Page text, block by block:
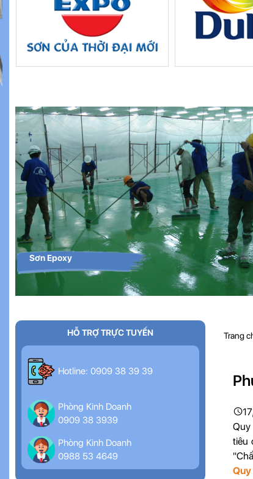
Sơn Epoxy
HỖ TRỢ TRỰC TUYẾN
Hotline: 0909 38 39 39
Phòng Kinh Doanh
0909 38 3939
Phòng Kinh Doanh
0988 53 4649
Trang
Quy
tiêu
Quy